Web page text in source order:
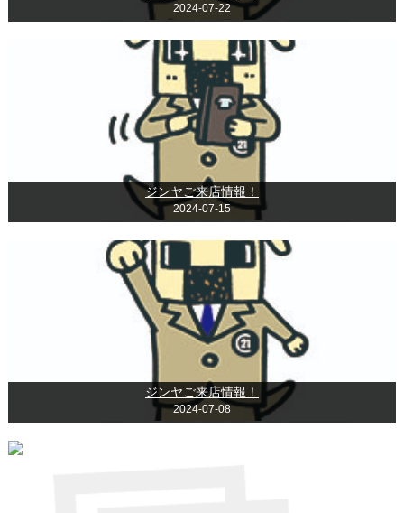
2024-07-22
ジンヤご来店情報！
2024-07-15
ジンヤご来店情報！
2024-07-08